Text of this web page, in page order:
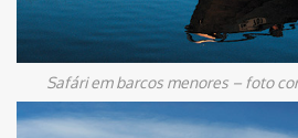
Safári em barcos menores – foto